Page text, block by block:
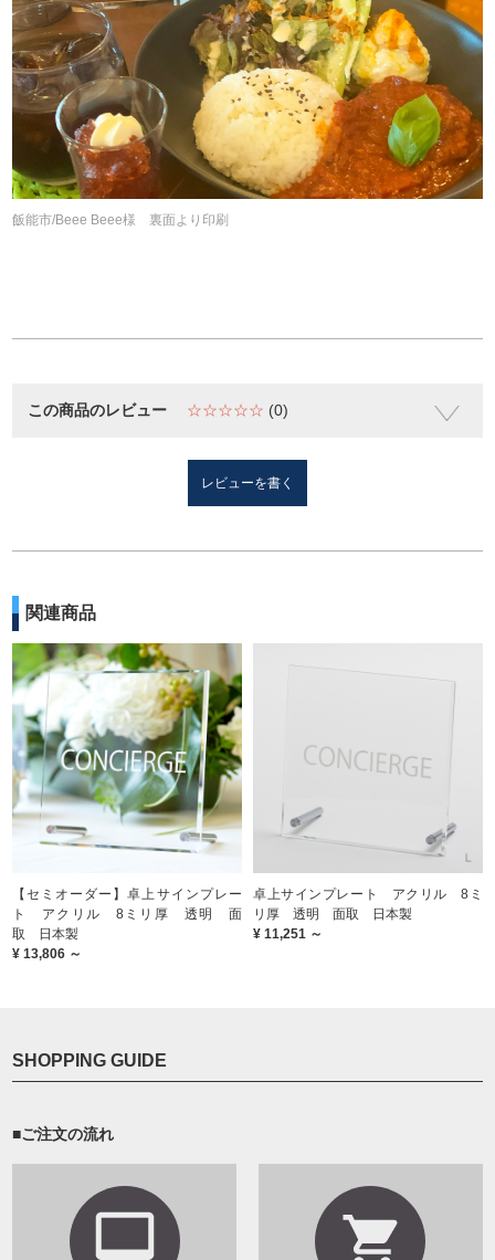
飯能市/Beee Beee様 裏面より印刷
この商品のレビュー ☆☆☆☆☆ (0)
レビューを書く
関連商品
【セミオーダー】卓上サインプレー
ト アクリル 8ミリ厚 透明 面
取 日本製
¥ 13,806 ～
卓上サインプレート アクリル 8ミ
リ厚 透明 面取 日本製
¥ 11,251 ～
SHOPPING GUIDE
■ご注文の流れ